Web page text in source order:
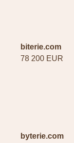
biterie.com
78 200 EUR
byterie.com